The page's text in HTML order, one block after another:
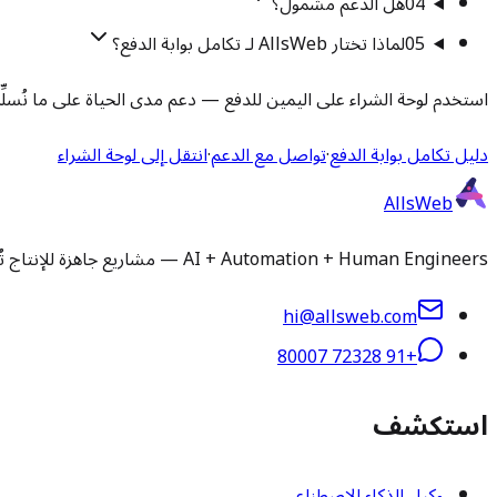
05لماذا تختار AllsWeb لـ تكامل بوابة الدفع؟
استخدم لوحة الشراء على اليمين للدفع — دعم مدى الحياة على ما
دليل تكامل بوابة الدفع·تواصل مع الدعم·انتقل إلى لوحة الشراء
AllsWeb
AI + Automation + Human Engineers — مشاريع جاهزة للإنتاج تُسلَّم في 1-3 أيام. تثبيت وتخصيص ورفع تطبيقات ودعم مُدار لأي سكريبت أو قاعدة كود.
hi@allsweb.com
+91 72328 80007
استكشف